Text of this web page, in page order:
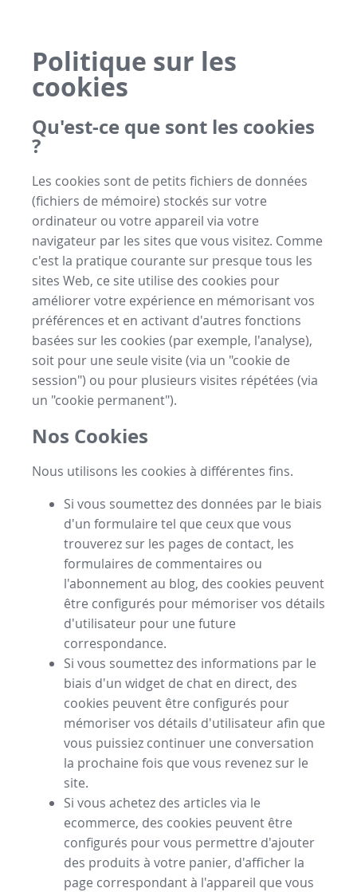
Politique sur les
cookies
Qu'est-ce que sont les cookies
?
Les cookies sont de petits fichiers de données
(fichiers de mémoire) stockés sur votre
ordinateur ou votre appareil via votre
navigateur par les sites que vous visitez. Comme
c'est la pratique courante sur presque tous les
sites Web, ce site utilise des cookies pour
améliorer votre expérience en mémorisant vos
préférences et en activant d'autres fonctions
basées sur les cookies (par exemple, l'analyse),
soit pour une seule visite (via un "cookie de
session") ou pour plusieurs visites répétées (via
un "cookie permanent").
Nos Cookies
Nous utilisons les cookies à différentes fins.
Si vous soumettez des données par le biais
d'un formulaire tel que ceux que vous
trouverez sur les pages de contact, les
formulaires de commentaires ou
l'abonnement au blog, des cookies peuvent
être configurés pour mémoriser vos détails
d'utilisateur pour une future
correspondance.
Si vous soumettez des informations par le
biais d'un widget de chat en direct, des
cookies peuvent être configurés pour
mémoriser vos détails d'utilisateur afin que
vous puissiez continuer une conversation
la prochaine fois que vous revenez sur le
site.
Si vous achetez des articles via le
ecommerce, des cookies peuvent être
configurés pour vous permettre d'ajouter
des produits à votre panier, d'afficher la
page correspondant à l'appareil que vous